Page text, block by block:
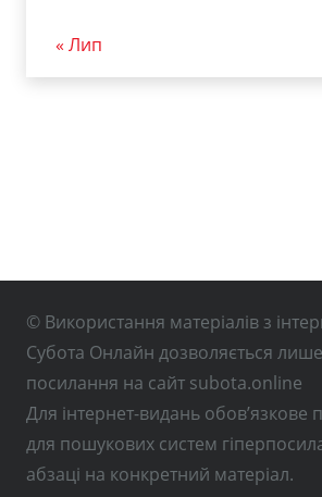
« Лип
© Використання матеріалів з
Субота Онлайн дозволяється
посилання на сайт subota.online
Для інтернет-видань обов’язкове
для пошукових систем
абзаці на конкретний матеріал.